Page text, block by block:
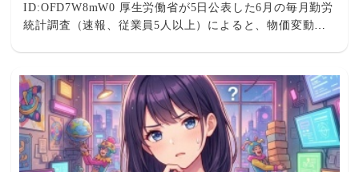
ID:OFD7W8mW0 厚生労働省が5日公表した6月の毎月勤労
統計調査（速報、従業員5人以上）によると、物価変動を
は2021年以来（2～8月の7カ月連続）。前年に比べ物価上
昇が抑えられ、賃金の伸びが上回る状況が続いている。
https://www.47news.jp/14741246.html 2: それでも動く名無
し 2026/08/05(水) 09:58:56.13 ID:FnragMd40 なお何故か
なんG民は悔しい模様